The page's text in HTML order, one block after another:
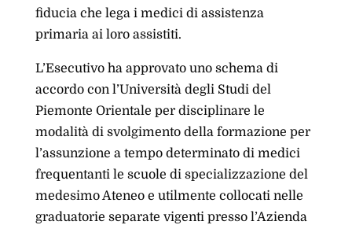
fiducia che lega i medici di assistenza
primaria ai loro assistiti.
L’Esecutivo ha approvato uno schema di
accordo con l’Università degli Studi del
Piemonte Orientale per disciplinare le
modalità di svolgimento della formazione per
l’assunzione a tempo determinato di medici
frequentanti le scuole di specializzazione del
medesimo Ateneo e utilmente collocati nelle
graduatorie separate vigenti presso l’Azienda